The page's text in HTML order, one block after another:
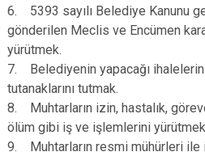
6. 5393 sayılı Belediye Kanunu
gönderilen Meclis ve Encümen
yürütmek.
7. Belediyenin yapacağı ihalelerin
tutanaklarını tutmak.
8. Muhtarların izin, hastalık,
ölüm gibi iş ve işlemlerini
9. Muhtarların resmi mühürleri